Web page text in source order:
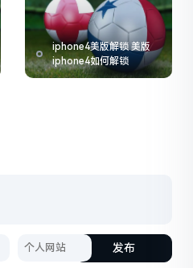
iphone4美版解锁 美版
iphone4如何解锁
发布